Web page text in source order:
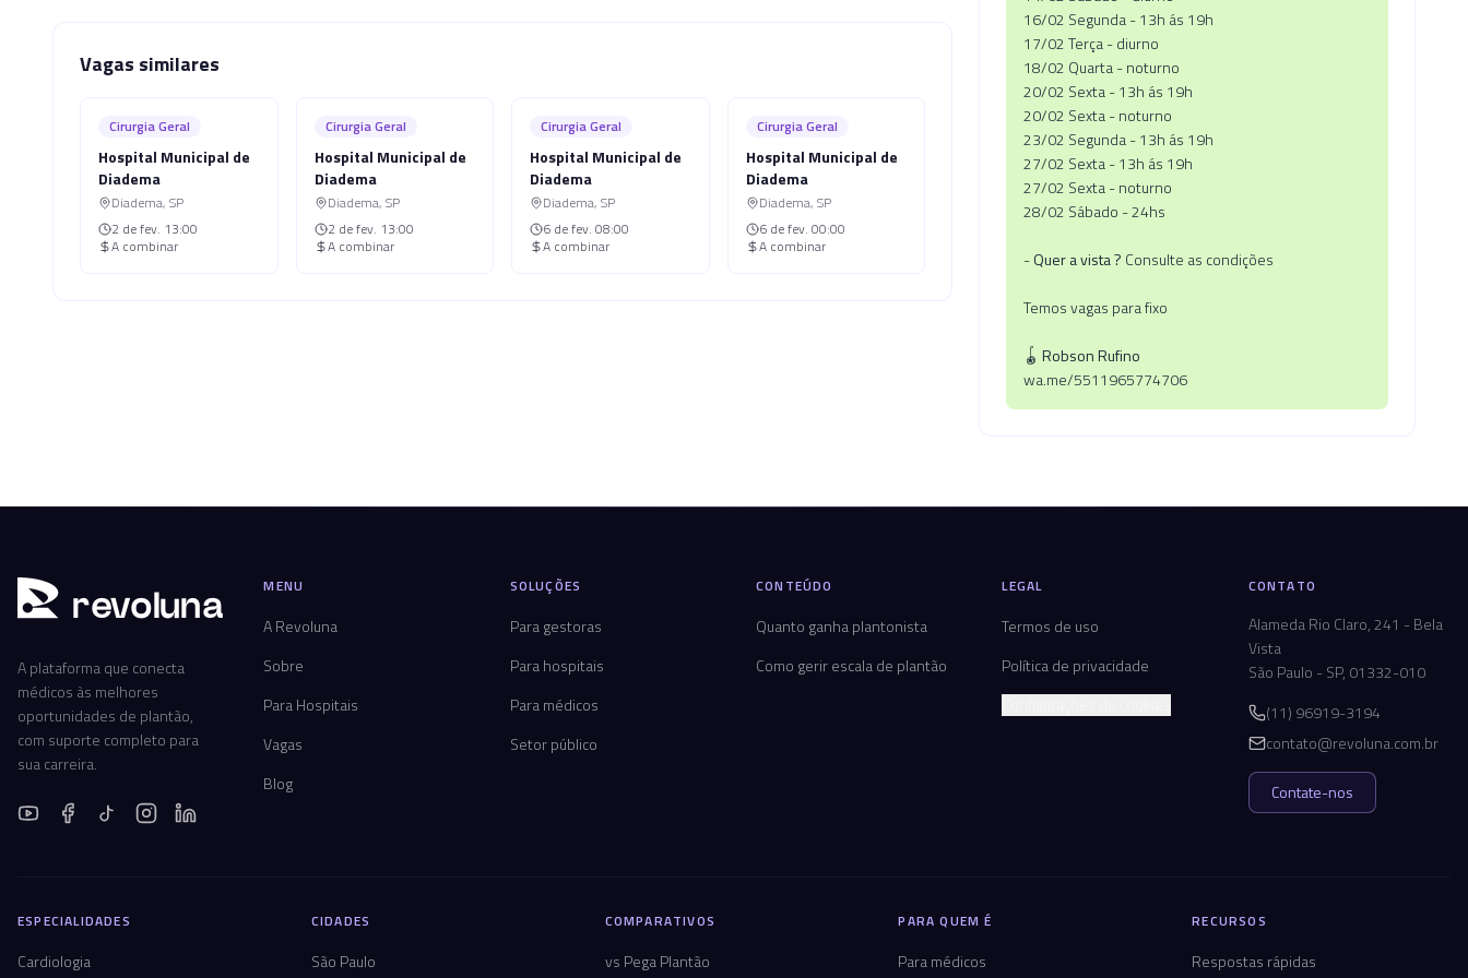
Vagas similares
Cirurgia Geral
Hospital Municipal de
Diadema
Diadema, SP
2 de fev. 13:00
A combinar
Cirurgia Geral
Hospital Municipal de
Diadema
Diadema, SP
2 de fev. 13:00
A combinar
Cirurgia Geral
Hospital Municipal de
Diadema
Diadema, SP
6 de fev. 08:00
A combinar
Cirurgia Geral
Hospital Municipal de
Diadema
Diadema, SP
6 de fev. 00:00
A combinar
16/02 Segunda - 13h ás 19h
17/02 Terça - diurno
18/02 Quarta - noturno
20/02 Sexta - 13h ás 19h
20/02 Sexta - noturno
23/02 Segunda - 13h ás 19h
27/02 Sexta - 13h ás 19h
27/02 Sexta - noturno
28/02 Sábado - 24hs
-Quer a vista ? Consulte as condições
Temos vagas para fixo
🪀 Robson Rufino
wa.me/5511965774706
revoluna
A plataforma que conecta
médicos às melhores
oportunidades de plantão,
com suporte completo para
sua carreira.
MENU
A Revoluna
Sobre
Para Hospitais
Vagas
Blog
SOLUÇÕES
Para gestoras
Para hospitais
Para médicos
Setor público
CONTEÚDO
Quanto ganha plantonista
Como gerir escala de plantão
LEGAL
Termos de uso
Política de privacidade
CONTATO
Alameda Rio Claro, 241 - Bela
Vista
São Paulo - SP, 01332-010
(11) 96919-3194
contato@revoluna.com.br
Contate-nos
ESPECIALIDADES
Cardiologia
CIDADES
São Paulo
COMPARATIVOS
vs Pega Plantão
PARA QUEM É
Para médicos
RECURSOS
Respostas rápidas